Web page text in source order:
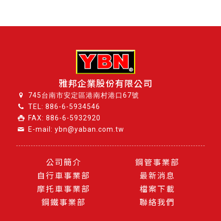
雅邦企業股份有限公司
745台南市安定區港南村港口67號
TEL:886-6-5934546
FAX: 886-6-5932920
E-mail: ybn@yaban.com.tw
公司簡介
自行車事業部
摩托車事業部
鋼鐵事業部
鋼管事業部
最新消息
檔案下載
聯絡我們